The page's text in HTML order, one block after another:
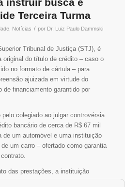
instruir busca e
Terceira Turma
, Notícias / por Dr. Luiz Paulo Dammski
Tribunal de Justiça (STJ), é
original do título de crédito – caso o
no formato de cártula – para
ajuizada em virtude do
de financiamento garantido por
colegiado ao julgar controvérsia
bancário de cerca de R$ 67 mil
de um automóvel e uma instituição
um carro – ofertado como garantia
das prestações, a instituição
e apreensão, instruída apenas